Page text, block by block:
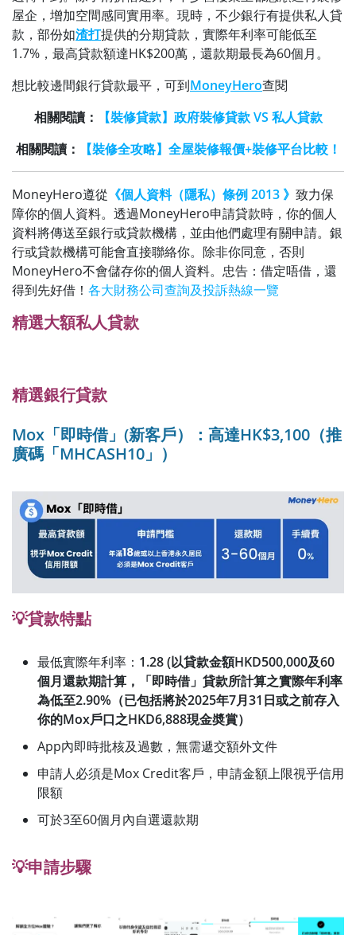
屋企，增加空間感同實用率。現時，不少銀行有提供私人貸
款，部份如渣打提供的分期貸款，實際年利率可能低至
1.7%，最高貸款額達HK$200萬，還款期最長為60個月。
想比較邊間銀行貸款最平，可到MoneyHero查閱
相關閱讀：
【裝修貸款】政府裝修貸款 VS 私人貸款
相關閱讀：
【裝修全攻略】全屋裝修報價+裝修平台比較！
MoneyHero遵從 《個人資料（隱私）條例 2013 》 致力保
障你的個人資料。透過MoneyHero申請貸款時，你的個人
資料將傳送至銀行或貸款機構，並由他們處理有關申請。銀
行或貸款機構可能會直接聯絡你。除非你同意，否則
MoneyHero不會儲存你的個人資料。忠告：借定唔借，還
得到先好借！ 各大財務公司查詢及投訴熱線一覽
精選大額私人貸款
精選銀行貸款
Mox「即時借」(新客戶）：高達HK$3,100（推
廣碼「MHCASH10」）
💡貸款特點
最低實際年利率： 1.28 (以貸款金額HKD500,000及60
個月還款期計算，「即時借」貸款所計算之實際年利率
為低至2.90%（已包括將於2025年7月31日或之前存入
你的Mox戶口之HKD6,888現金奬賞）
App內即時批核及過數，無需遞交額外文件
申請人必須是Mox Credit客戶，申請金額上限視乎信用
限額
可於3至60個月內自選還款期
💡申請步驟